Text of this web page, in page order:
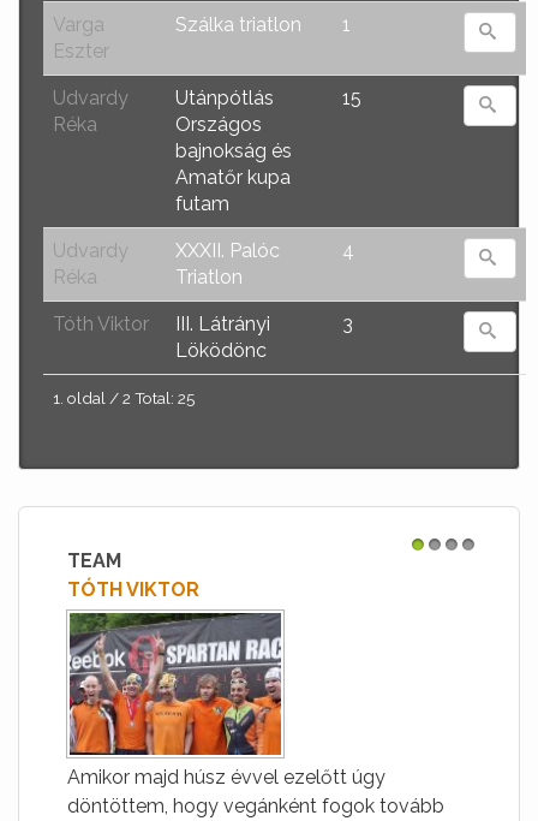
1. oldal / 2 Total: 25
Varga
Eszter
Szálka triatlon 1
Udvardy
Réka
Utánpótlás
Országos
bajnokság és
Amatőr kupa
futam
15
Udvardy
Réka
XXXII. Palóc
Triatlon
4
Tóth Viktor
III. Látrányi
Löködönc
3
TEAM
TÓTH VIKTOR
Amikor majd húsz évvel ezelőtt úgy
döntöttem, hogy vegánként fogok tovább